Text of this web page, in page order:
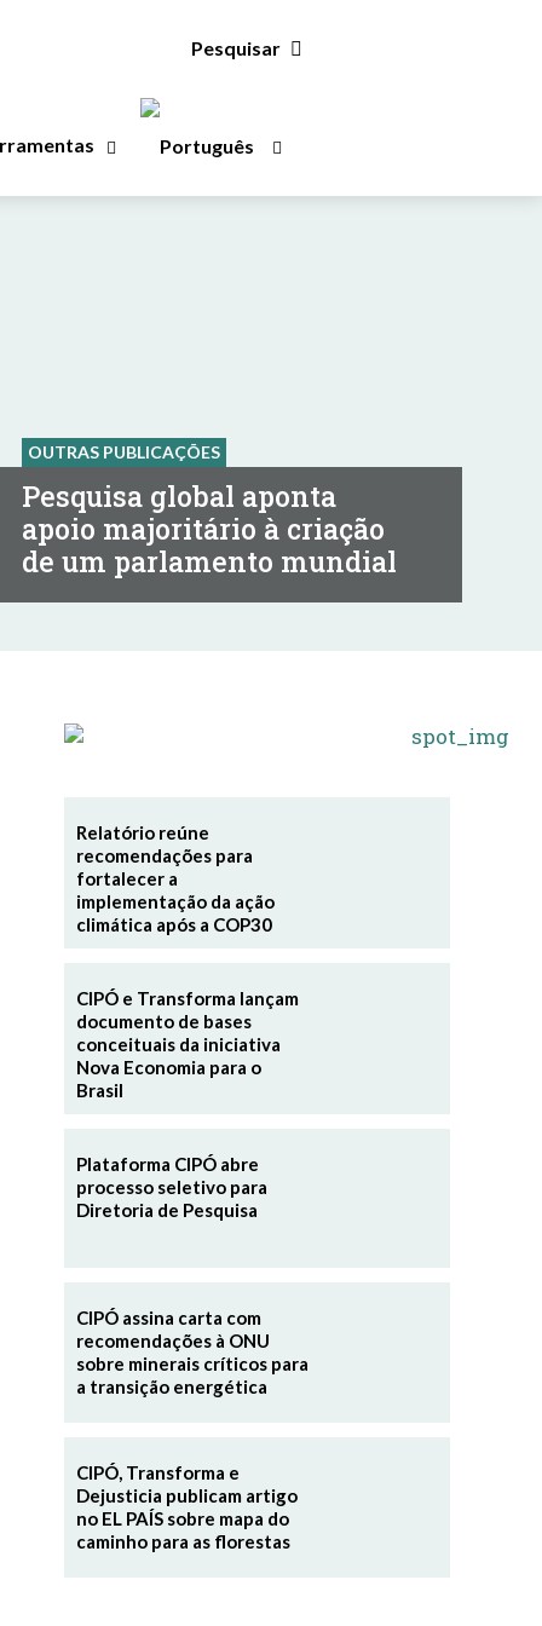
Pesquisar
OUTRAS PUBLICAÇÕES
Pesquisa global aponta
apoio majoritário à criação
de um parlamento mundial
Relatório reúne
recomendações para
fortalecer a
implementação da ação
climática após a COP30
CIPÓ e Transforma lançam
documento de bases
conceituais da iniciativa
Nova Economia para o
Brasil
Plataforma CIPÓ abre
processo seletivo para
Diretoria de Pesquisa
CIPÓ assina carta com
recomendações à ONU
sobre minerais críticos para
a transição energética
CIPÓ, Transforma e
Dejusticia publicam artigo
no EL PAÍS sobre mapa do
caminho para as florestas